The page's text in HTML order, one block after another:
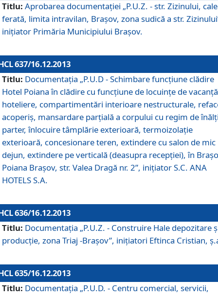
Titlu: Aprobarea documentaţiei „P.U.Z. - str. Zizinului,
ferată, limita intravilan, Braşov, zona sudică a str.
iniţiator Primăria Municipiului Braşov.
637/16.12.2013
Titlu: Documentaţia „P.U.D - Schimbare funcţiune clădire
Hotel Poiana în clădire cu funcţiune de locuinţe de
hoteliere, compartimentări interioare nestructurale,
acoperiş, mansardare parţială a corpului cu regim de
parter, înlocuire tâmplărie exterioară, termoizolaţie
exterioară, concesionare teren, extindere cu salon de mic
dejun, extindere pe verticală (deasupra recepţiei), în
Poiana Braşov, str. Valea Dragă nr. 2”, iniţiator S.C. ANA
HOTELS S.A.
636/16.12.2013
Titlu: Documentaţia „P.U.Z. - Construire Hale depozitare
producţie, zona Triaj -Braşov”, iniţiatori Eftinca Cristian,
635/16.12.2013
Titlu: Documentaţia „P.U.D. - Centru comercial, servicii,